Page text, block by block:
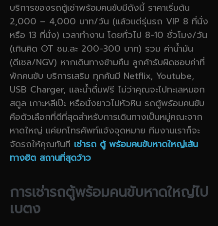
บริการของรถตู้เช่าพร้อมคนขับมีดังนี้ ราคาเริ่มต้น
2,000 – 4,000 บาท/วัน (แล้วแต่รุ่นรถ VIP 8 ที่นั่ง
หรือ 13 ที่นั่ง) เวลาทำงาน โดยทั่วไป 8-10 ชั่วโมง/วัน
(เกินคิด OT ชม.ละ 200-300 บาท) รวม ค่าน้ำมัน
(ดีเซล/NGV) หากเดินทางข้ามคืน ลูกค้ารับผิดชอบค่าที่
พักคนขับ บริการเสริม ทุกคันมี Netflix, Youtube,
USB Charger, และน้ำดื่มฟรี ไม่ว่าคุณจะไปทะเลหมอก
สตูล เกาะหลีเป๊ะ หรือนั่งยาวไปหัวหิน รถตู้พร้อมคนขับ
คือตัวเลือกที่ดีที่สุดสำหรับการเดินทางเป็นหมู่คณะจาก
หาดใหญ่ แค่ยกโทรศัพท์แจ้งจุดหมาย ทีมงานเราก็จะ
จัดรถให้คุณทันที เช่ารถ ตู้ พร้อมคนขับหาดใหญ่เส้น
ทางฮิต สถานที่สุดว้าว
การเช่ารถตู้พร้อมคนขับหาดใหญ่ไป
เบตง